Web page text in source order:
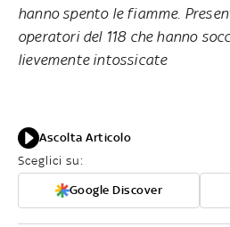
hanno spento le fiamme.
operatori del 118 che hanno
lievemente intossicate
Ascolta Articolo
Sceglici su:
Google Discover